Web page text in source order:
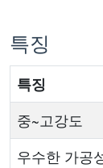
특징
특징
중~고강도
우수한 가공